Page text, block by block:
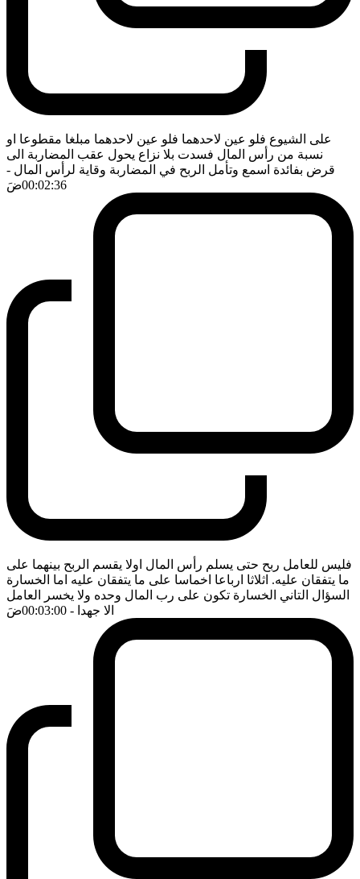
على الشيوع فلو عين لاحدهما فلو عين لاحدهما مبلغا مقطوعا او
نسبة من رأس المال فسدت بلا نزاع يحول عقب المضاربة الى
قرض بفائدة اسمع وتأمل الربح في المضاربة وقاية لرأس المال -
00:02:36ضَ
فليس للعامل ربح حتى يسلم رأس المال اولا يقسم الربح بينهما على
ما يتفقان عليه. اثلاثا ارباعا اخماسا على ما يتفقان عليه اما الخسارة
السؤال التاني الخسارة تكون على رب المال وحده ولا يخسر العامل
الا جهدا - 00:03:00 ضَ